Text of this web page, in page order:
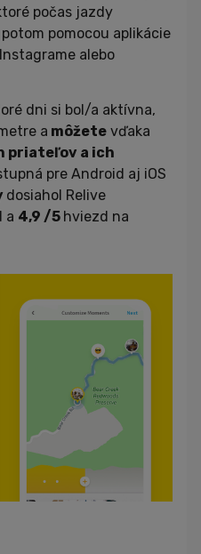
počas jazdy
pomocou aplikácie
alebo
dni si bol/a aktívna,
a môžete vďaka
priateľov a ich
pre Android aj iOS
dosiahol Relive
a 4,9 /5 hviezd na